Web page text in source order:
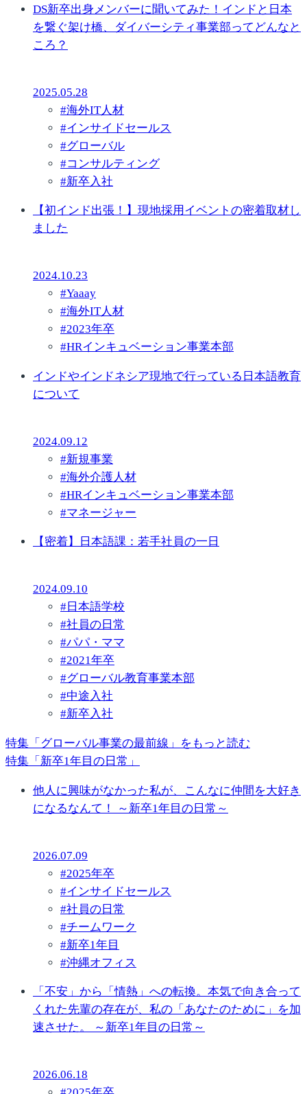
DS新卒出身メンバーに聞いてみた！インドと日本
を繋ぐ架け橋、ダイバーシティ事業部ってどんなと
ころ？
2025.05.28
#海外IT人材
#インサイドセールス
#グローバル
#コンサルティング
#新卒入社
【初インド出張！】現地採用イベントの密着取材し
ました
2024.10.23
#Yaaay
#海外IT人材
#2023年卒
#HRインキュベーション事業本部
インドやインドネシア現地で行っている日本語教育
について
2024.09.12
#新規事業
#海外介護人材
#HRインキュベーション事業本部
#マネージャー
【密着】日本語課：若手社員の一日
2024.09.10
# 日本語学校
#社員の日常
#パパ・ママ
#2021年卒
#グローバル教育事業本部
#中途入社
#新卒入社
特集「グローバル事業の最前線」をもっと読む
特集「新卒1年目の日常」
他人に興味がなかった私が、こんなに仲間を大好き
になるなんて！ ～新卒1年目の日常～
2026.07.09
#2025年卒
#インサイドセールス
#社員の日常
#チームワーク
#新卒1年目
#沖縄オフィス
「不安」から「情熱」への転換。本気で向き合って
くれた先輩の存在が、私の「あなたのために」を加
速させた。 ～新卒1年目の日常～
2026.06.18